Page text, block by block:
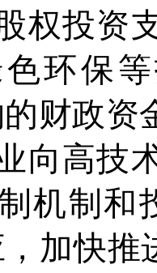
权投资
环保
财政资
向高技
机制和
加快推